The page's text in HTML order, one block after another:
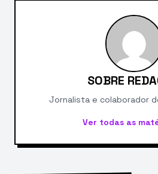
SOBRE
Jornalista e colaborador
Ver todas as